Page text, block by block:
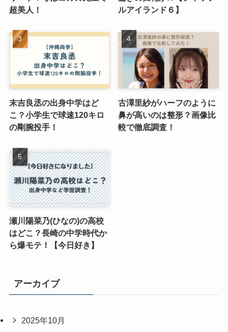
超美人！
ルアイランド６】
末吉良丞の出身中学はど
こ？小学生で球速120キロ
の剛腕投手！
古澤里紗がハーフのように
鼻が高いのは整形？画像比
較で徹底調査！
瀬川陽菜乃(ひなの)の高校
はどこ？長崎の中学時代か
ら爆モテ！【今日好き】
アーカイブ
2025年10月